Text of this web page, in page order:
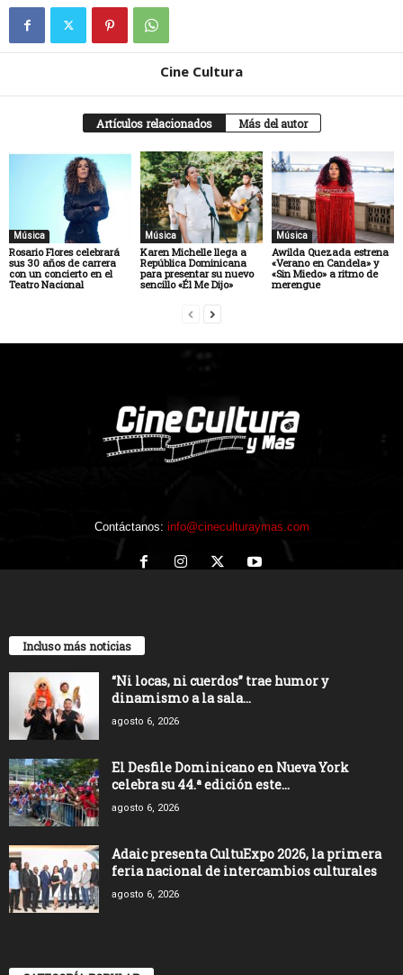
Cine Cultura
Artículos relacionados Más del autor
Música
Rosario Flores celebrará
sus 30 años de carrera
con un concierto en el
Teatro Nacional
Música
Karen Michelle llega a
República Dominicana
para presentar su nuevo
sencillo «Él Me Dijo»
Música
Awilda Quezada estrena
«Verano en Candela» y
«Sin Miedo» a ritmo de
merengue
Contáctanos: info@cineculturaymas.com
Incluso más noticias
“Ni locas, ni cuerdos” trae humor y
dinamismo a la sala...
agosto 6, 2026
El Desfile Dominicano en Nueva York
celebra su 44.ª edición este...
agosto 6, 2026
Adaic presenta CultuExpo 2026, la primera
feria nacional de intercambios culturales
agosto 6, 2026